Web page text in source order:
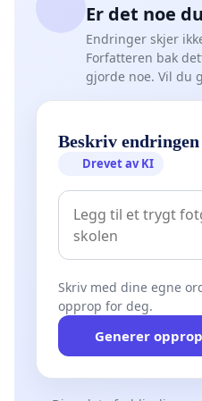
Er det noe
Endringer skjer
Forfatteren bak
gjorde noe. Vil du
Beskriv
Drevet av KI
Skriv med dine egne
opprop for deg.
Generer opprop